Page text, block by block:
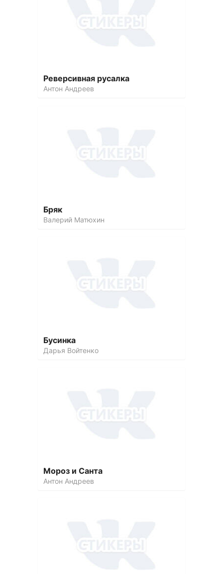
Реверсивная русалка
Антон Андреев
Бряк
Валерий Матюхин
Бусинка
Дарья Войтенко
Мороз и Санта
Антон Андреев